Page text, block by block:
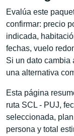
Evalúa este
confirmar: precio
indicada,
fechas, vuelo
Si un dato cambia
una alternativa
Esta página
ruta SCL - PUJ,
seleccionada,
persona y total